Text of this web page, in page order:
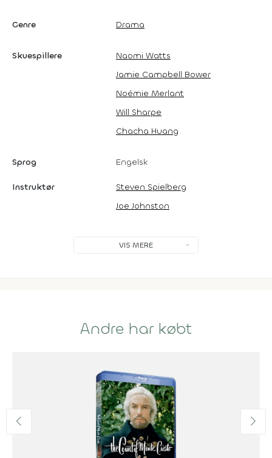
Genre Drama
Skuespillere
Naomi Watts
Jamie Campbell Bower
Noémie Merlant
Will Sharpe
Chacha Huang
Sprog Engelsk
Instruktør
Steven Spielberg
Joe Johnston
VIS MERE
Andre har købt